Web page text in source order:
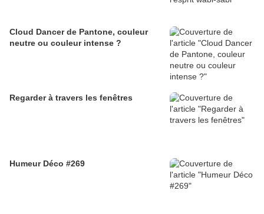
Cloud Dancer de Pantone, couleur
neutre ou couleur intense ?
Regarder à travers les fenêtres
Humeur Déco #269